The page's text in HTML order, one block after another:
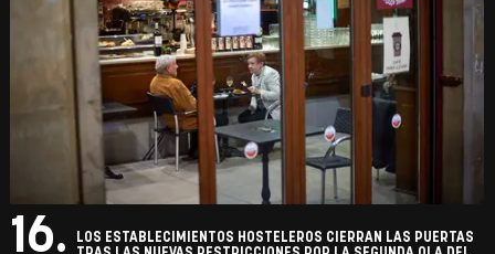
16.
LOS ESTABLECIMIENTOS HOSTELEROS CIERRAN LAS PUERTAS